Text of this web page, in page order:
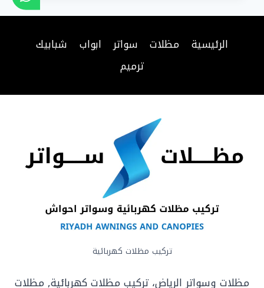
الرئيسية مظلات سواتر ابواب
شبابيك
ترميم
تركيب مظلات كهربائية
مظلات وسواتر الرياض، تركيب مظلات كهربائية, مظلات